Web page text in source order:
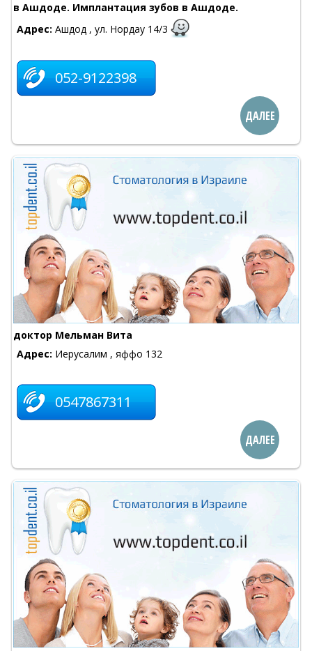
в Ашдоде. Имплантация зубов в Ашдоде.
Адрес: Ашдод , ул. Нордау 14/3
052-9122398
ДАЛЕЕ
доктор Мельман Вита
Адрес: Иерусалим , яффо 132
0547867311
ДАЛЕЕ